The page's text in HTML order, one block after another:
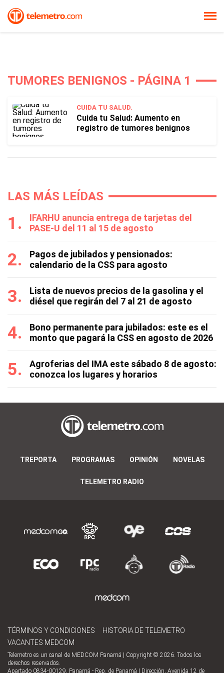
TUMORES BENIGNOS - PÁGINA 1
CUIDA TU SALUD.
Cuida tu Salud: Aumento en
registro de tumores benignos
LAS MÁS LEÍDAS
IFARHU anuncia entrega de tarjetas del
PASE-U del 11 al 15 de agosto
Pagos de jubilados y pensionados:
calendario de la CSS para agosto
Lista de nuevos precios de la gasolina y el
diésel que regirán del 7 al 21 de agosto
Bono permanente para jubilados: este es el
monto que pagará la CSS en agosto de 2026
Agroferias del IMA este sábado 8 de agosto:
conozca los lugares y horarios
TREPORTA PROGRAMAS OPINIÓN NOVELAS
TELEMETRO RADIO
TÉRMINOS Y CONDICIONES
HISTORIA DE TELEMETRO
VACANTES MEDCOM
Telemetro es un canal de MEDCOM Panamá | Copyright © 2026. Todos los
derechos reservados.
Apartado 0834-00129, Panamá - Rep. de Panamá | Dirección, Avenida 12 de